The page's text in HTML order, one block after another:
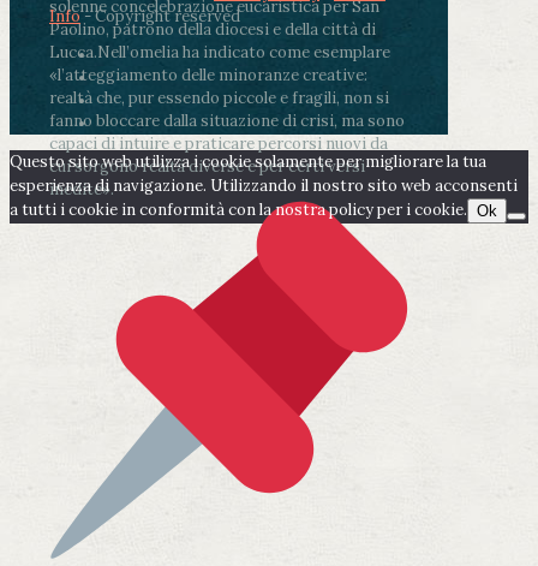
solenne concelebrazione eucaristica per San
Paolino, patrono della diocesi e della città di
Lucca.Nell’omelia ha indicato come esemplare
«l’atteggiamento delle minoranze creative:
realtà che, pur essendo piccole e fragili, non si
fanno bloccare dalla situazione di crisi, ma sono
capaci di intuire e praticare percorsi nuovi da
cui sorgono realtà diverse e per certi versi
inedite».
Info- Copyright reserved
Questo sito web utilizza i cookie solamente per migliorare la tua
esperienza di navigazione. Utilizzando il nostro sito web acconsenti
a tutti i cookie in conformità con la nostra policy per i cookie. Ok